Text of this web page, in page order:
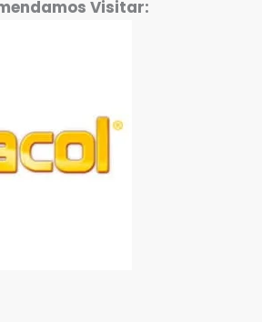
Visitar: